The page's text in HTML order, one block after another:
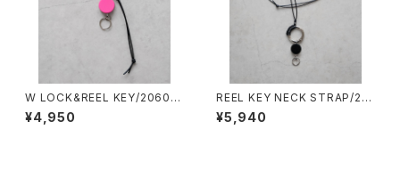
W LOCK&REEL KEY/2060#
1/ダブルロック&リールキー
¥4,950
REEL KEY NECK STRAP/20
53#5/リールキーネックストラッ
プ
¥5,940